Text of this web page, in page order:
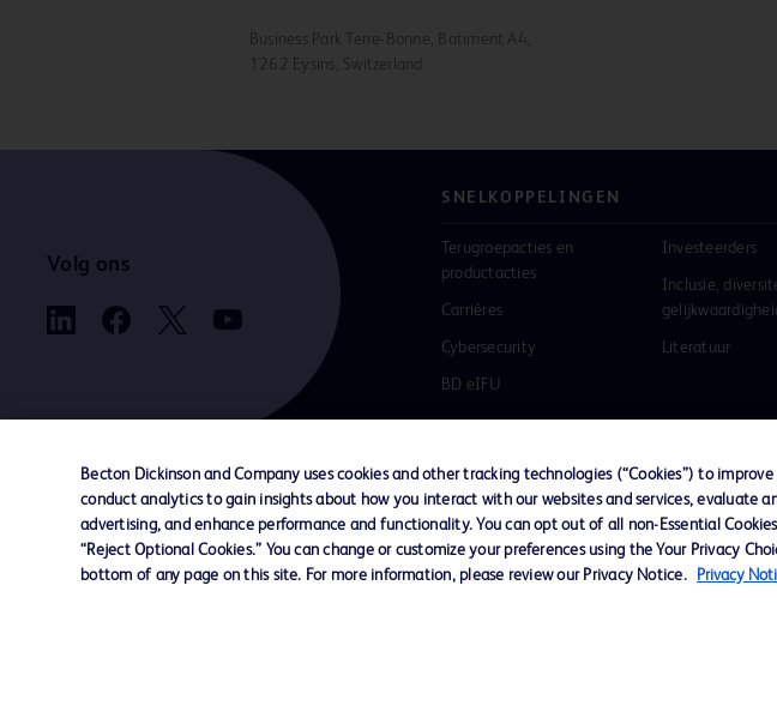
Business Park Terre-Bonne, Batiment A4,
1262 Eysins, Switzerland
Volg ons
SNELKOPPELINGEN
Terugroepacties en
productacties
Carrières
Cybersecurity
BD eIFU
Investeerders
Inclusie,
Literatuur
Contact met ons opnemen Cookievoorkeuren Privacybeleid
Becton Dickinson and Company uses cookies and other tracking technologies (“Cookies”) to improve
conduct analytics to gain insights about how you interact with our websites and services, evaluate
advertising, and enhance performance and functionality. You can opt out of all non-Essential
“Reject Optional Cookies.” You can change or customize your preferences using the Your Privacy
bottom of any page on this site. For more information, please review our Privacy Notice.
Privacy